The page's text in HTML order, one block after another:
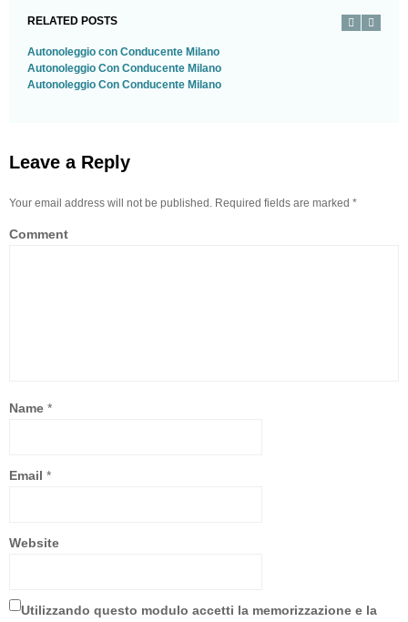
RELATED POSTS
Autonoleggio con Conducente Milano
Autonoleggio Con Conducente Milano
Autonoleggio Con Conducente Milano
Leave a Reply
Your email address will not be published. Required fields are marked *
Comment
Name *
Email *
Website
Utilizzando questo modulo accetti la memorizzazione e la